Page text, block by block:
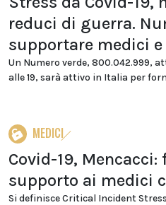
reduci di guerra.
supportare medici
Un Numero verde, 800.042.999,
alle 19, sarà attivo in Italia per
MEDICI
Covid-19,
supporto ai medici
Si definisce Critical Incident